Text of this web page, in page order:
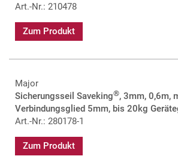
Art.-Nr.: 210478
Zum Produkt
Major
Sicherungsseil Saveking®, 3mm, 0,6m,
Verbindungsglied 5mm, bis 20kg
Art.-Nr.: 280178-1
Zum Produkt